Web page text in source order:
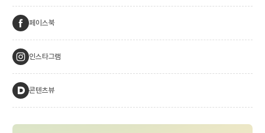
페이스북
인스타그램
콘텐츠뷰